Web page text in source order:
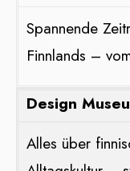
Spannende
Finnlands –
Design
Alles über